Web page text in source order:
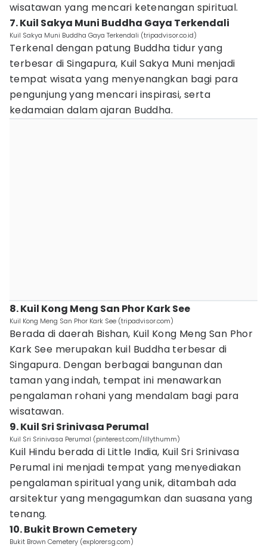
wisatawan yang mencari ketenangan spiritual.
7. Kuil Sakya Muni Buddha Gaya Terkendali
Kuil Sakya Muni Buddha Gaya Terkendali (tripadvisor.co.id)
Terkenal dengan patung Buddha tidur yang
terbesar di Singapura, Kuil Sakya Muni menjadi
tempat wisata yang menyenangkan bagi para
pengunjung yang mencari inspirasi, serta
kedamaian dalam ajaran Buddha.
8. Kuil Kong Meng San Phor Kark See
Kuil Kong Meng San Phor Kark See (tripadvisor.com)
Berada di daerah Bishan, Kuil Kong Meng San Phor
Kark See merupakan kuil Buddha terbesar di
Singapura. Dengan berbagai bangunan dan
taman yang indah, tempat ini menawarkan
pengalaman rohani yang mendalam bagi para
wisatawan.
9. Kuil Sri Srinivasa Perumal
Kuil Sri Srinivasa Perumal (pinterest.com/lillythumm)
Kuil Hindu berada di Little India, Kuil Sri Srinivasa
Perumal ini menjadi tempat yang menyediakan
pengalaman spiritual yang unik, ditambah ada
arsitektur yang mengagumkan dan suasana yang
tenang.
10. Bukit Brown Cemetery
Bukit Brown Cemetery (explorersg.com)